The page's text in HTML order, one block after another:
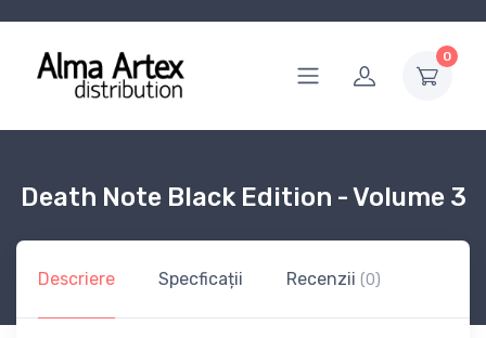
0
Death Note Black Edition - Volume 3
Descriere Specficații Recenzii (0)